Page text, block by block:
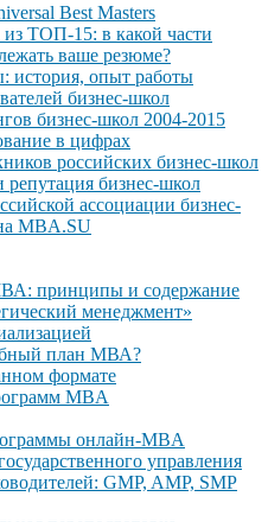
Best Masters
из ТОП-15: в какой части
ваше резюме?
история, опыт работы
бизнес-школ
бизнес-школ 2004-2015
в цифрах
российских бизнес-школ
репутация бизнес-школ
ассоциации бизнес-
MBA.SU
принципы и содержание
менеджмент»
план МВА?
формате
MBA
онлайн-MBA
управления
GMP, AMP, SMP